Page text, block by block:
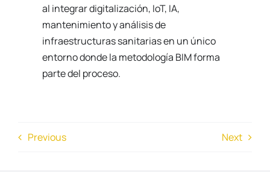
al integrar digitalización, IoT, IA,
mantenimiento y análisis de
infraestructuras sanitarias en un único
entorno donde la metodología BIM forma
parte del proceso.
Previous Next